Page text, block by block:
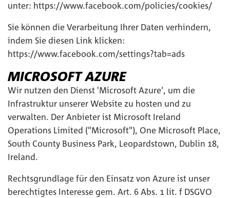
unter: https://www.facebook.com/policies/cookies/
Sie können die Verarbeitung Ihrer Daten verhindern,
indem Sie diesen Link klicken:
https://www.facebook.com/settings?tab=ads
MICROSOFT AZURE
Wir nutzen den Dienst 'Microsoft Azure', um die
Infrastruktur unserer Website zu hosten und zu
verwalten. Der Anbieter ist Microsoft Ireland
Operations Limited ("Microsoft"), One Microsoft Place,
South County Business Park, Leopardstown, Dublin 18,
Ireland.
Rechtsgrundlage für den Einsatz von Azure ist unser
berechtigtes Interesse gem. Art. 6 Abs. 1 lit. f DSGVO